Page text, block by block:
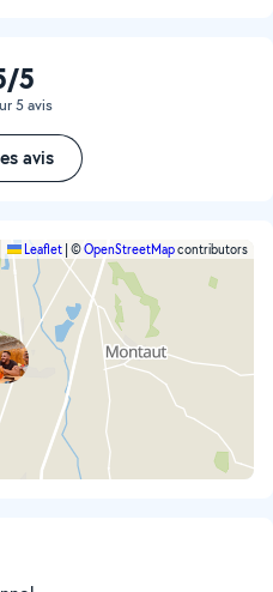
5
5 avis
avis
Leaflet ©OpenStreetMapcontributors